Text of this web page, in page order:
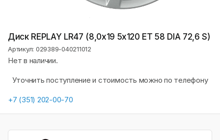
Диск REPLAY LR47 (8,0х19 5x120 ET 58 DIA 72,6 S)
Артикул: 029389-040211012
Нет в наличии.
Уточнить поступление и стоимость можно по телефону
+7 (351) 202-00-70